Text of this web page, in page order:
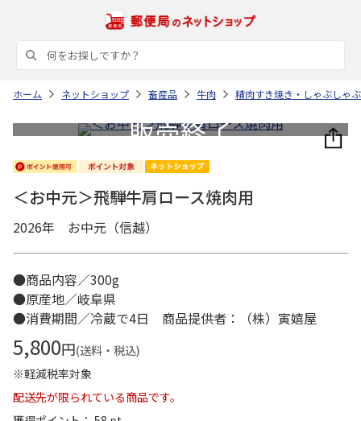
ホーム ネットショップ 畜産品 牛肉 精肉すき焼き・しゃぶしゃ
＜お中元＞飛騨牛肩ロース焼肉用
2026年 お中元（信越）
●商品内容／300g
●原産地／岐阜県
●消費期間／冷蔵で4日 商品提供者：（株）寅嬉屋
5,800円(送料・税込)
※軽減税率対象
配送先が限られている商品です。